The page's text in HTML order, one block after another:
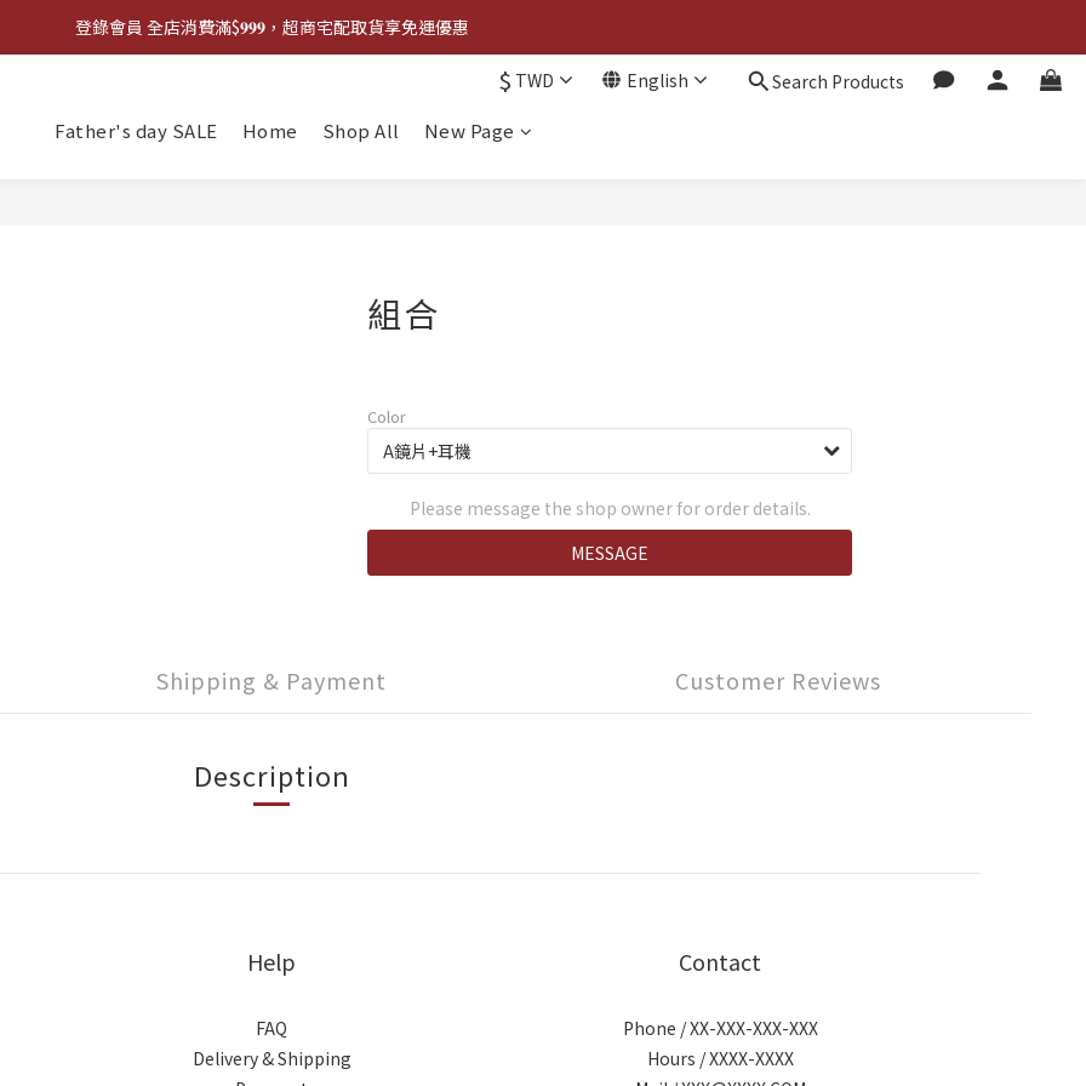
登錄會員 全店消費滿$𝟗𝟗𝟗，超商宅配取貨享免運優惠
登錄會員 全店消費滿$𝟗𝟗𝟗，超商宅配取貨享免運優惠
🔥商品庫存變動快速，請先詢問在下單唷!🔥
$ TWD English Search Products
Father's day SALE Home Shop All New Page
組合
Color
Please message the shop owner for order details.
MESSAGE
Shipping & Payment Customer Reviews
Description
Help
FAQ
Delivery & Shipping
Contact
Phone / XX-XXX-XXX-XXX
Hours / XXXX-XXXX